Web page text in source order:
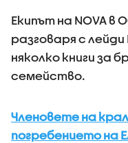
Екипът на NOVA
разговаря с
няколко книги за
семейство.
Членовете на
погребението на